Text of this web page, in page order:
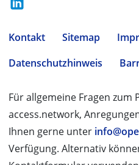
Kontakt Sitemap
Datenschutzhinweis
Für allgemeine Fragen zum
access.network,
Ihnen gerne unter
Verfügung. Alternativ